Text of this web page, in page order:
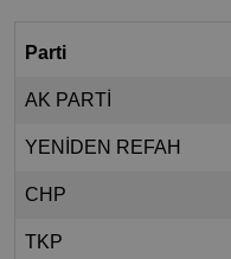
Parti
AK PARTİ
YENİDEN REFAH
CHP
TKP